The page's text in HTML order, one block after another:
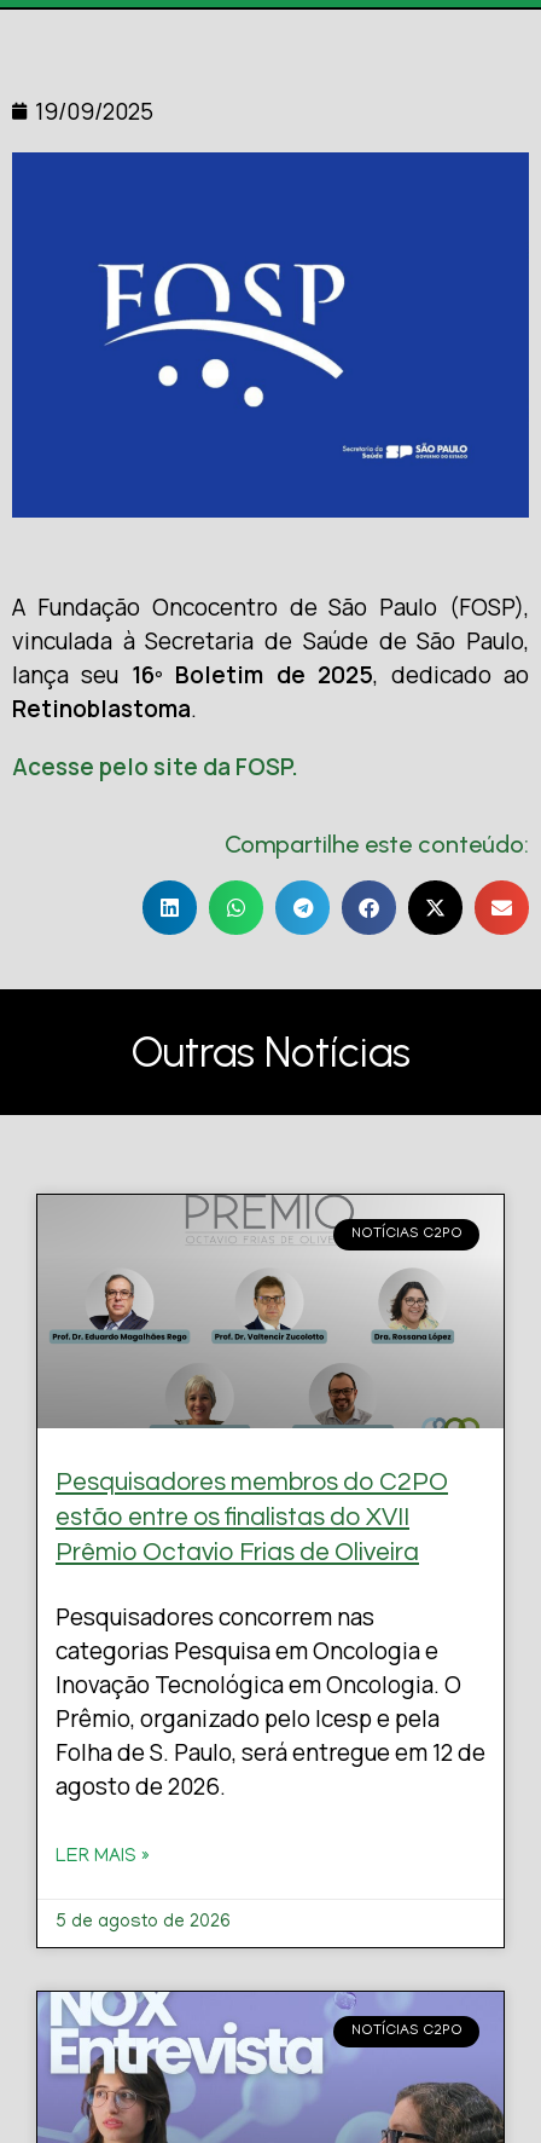
19/09/2025
A Fundação Oncocentro de São Paulo (FOSP),
vinculada à Secretaria de Saúde de São Paulo,
lança seu 16º Boletim de 2025, dedicado ao
Retinoblastoma.
Acesse pelo site da FOSP.
Compartilhe este conteúdo:
Outras Notícias
NOTÍCIAS C2PO
Pesquisadores membros do C2PO
estão entre os finalistas do XVII
Prêmio Octavio Frias de Oliveira
Pesquisadores concorrem nas
categorias Pesquisa em Oncologia e
Inovação Tecnológica em Oncologia. O
Prêmio, organizado pelo Icesp e pela
Folha de S. Paulo, será entregue em 12 de
agosto de 2026.
LER MAIS »
5 de agosto de 2026
NOTÍCIAS C2PO